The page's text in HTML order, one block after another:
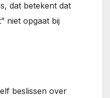
dat betekent dat
niet opgaat bij
beslissen over